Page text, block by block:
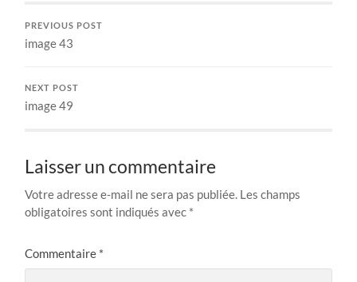
PREVIOUS POST
image 43
NEXT POST
image 49
Laisser un commentaire
Votre adresse e-mail ne sera pas publiée. Les champs
obligatoires sont indiqués avec *
Commentaire *